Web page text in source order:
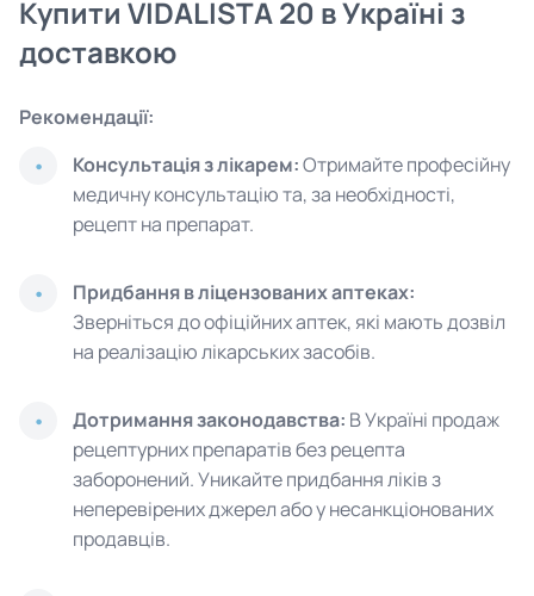
Купити VIDALISTA 20 в Україні з
доставкою
Рекомендації:
Консультація з лікарем:Отримайте професійну
медичну консультацію та, за необхідності,
рецепт на препарат.
Придбання в ліцензованих аптеках:
Зверніться до офіційних аптек, які мають дозвіл
на реалізацію лікарських засобів.
Дотримання законодавства: В Україні продаж
рецептурних препаратів без рецепта
заборонений. Уникайте придбання ліків з
неперевірених джерел або у несанкціонованих
продавців.